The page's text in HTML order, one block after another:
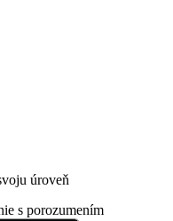
úroveň
s porozumením